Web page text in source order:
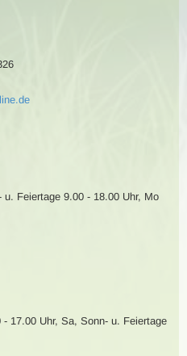
Feiertage 9.00 - 18.00 Uhr, Mo
17.00 Uhr, Sa, Sonn- u. Feiertage